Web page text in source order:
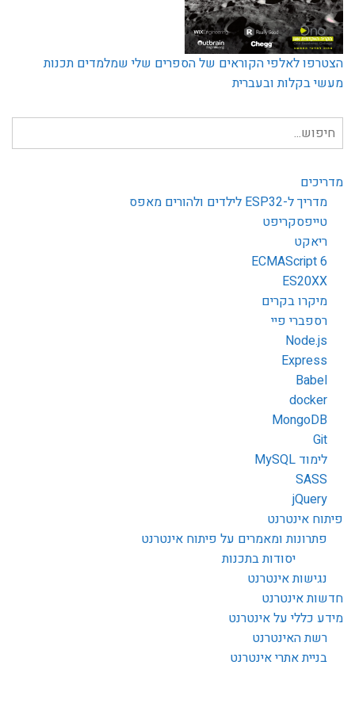
הצטרפו לאלפי הקוראים של הספרים שלי שמלמדים תכנות
מעשי בקלות ובעברית
חיפוש
עבור:
מדריכים
מדריך ל-ESP32 לילדים ולהורים מאפס
טייפסקריפט
ריאקט
ECMAScript 6
ES20XX
מיקרו בקרים
רספברי פיי
Node.js
Express
Babel
docker
MongoDB
Git
לימוד MySQL
SASS
jQuery
פיתוח אינטרנט
פתרונות ומאמרים על פיתוח אינטרנט
יסודות בתכנות
נגישות אינטרנט
חדשות אינטרנט
מידע כללי על אינטרנט
רשת האינטרנט
בניית אתרי אינטרנט